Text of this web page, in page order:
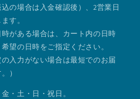
の場合は入金確認後）、2営業日
す。
がある場合は、カート内の日時
望の日時をご指定ください。
の入力がない場合は最短でのお届
）
・土・日・祝日。